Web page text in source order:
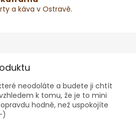
a káva v Ostravě.
neodoláte a budete ji chtít
k tomu, že je to mini
hodně, než uspokojíte
)